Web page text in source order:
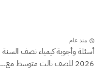
منذ عام
أسئلة وأجوبة كيمياء نصف السنة
2026 للصف ثالث متوسط مع...